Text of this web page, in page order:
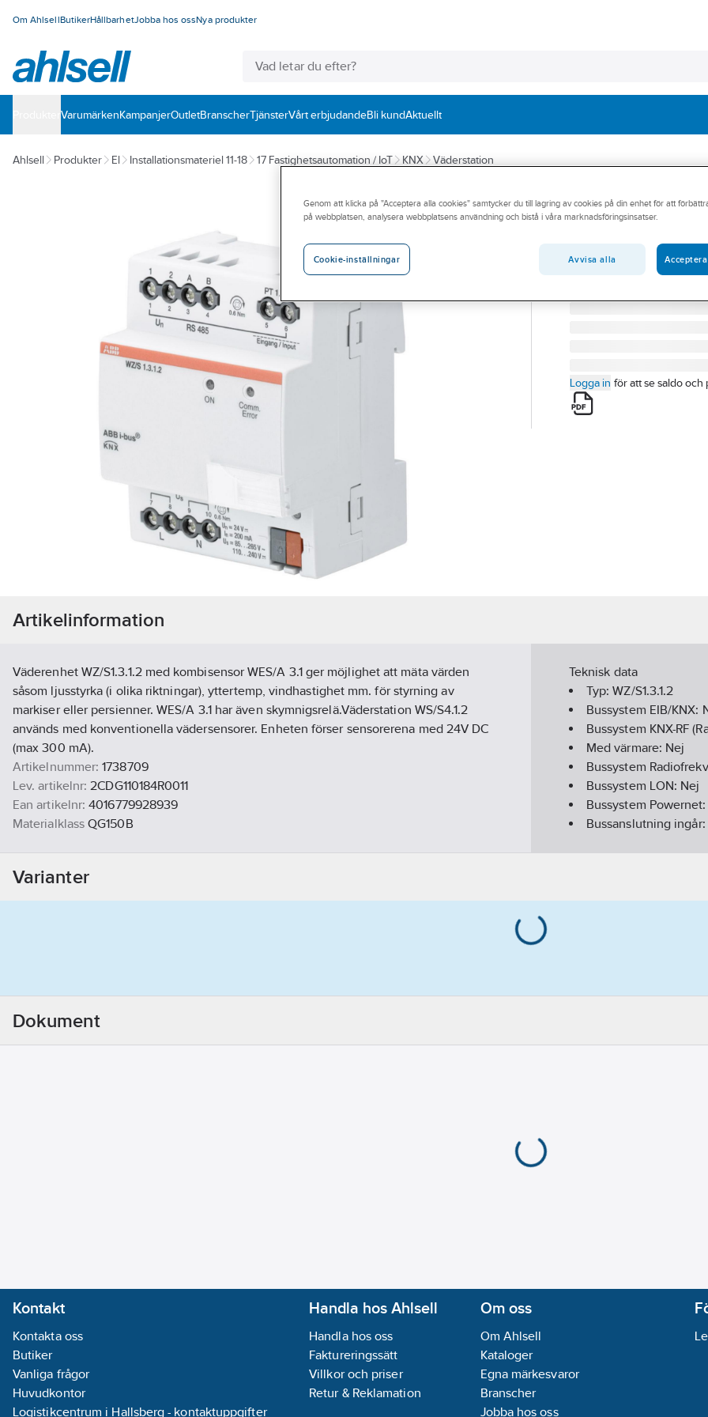
Om AhlsellButikerHållbarhetJobba hos ossNya produkter
VarumärkenKampanjerOutletBranscherTjänsterVårt erbjudandeBli kundAktuellt
Ahlsell Produkter El Installationsmateriel 11-18 17 Fastighetsautomation / IoT KNX Väderstation
ABB
Väderenhet
WZ/S1.3.1.2
Artikelnummer:
1738709
Logga in för att se saldo och
Artikelinformation
Väderenhet WZ/S1.3.1.2 med kombisensor WES/A 3.1 ger möjlighet att mäta värden
såsom ljusstyrka (i olika riktningar), yttertemp, vindhastighet mm. för styrning av
markiser eller persienner. WES/A 3.1 har även skymnigsrelä.Väderstation WS/S4.1.2
används med konventionella vädersensorer. Enheten förser sensorerena med 24V DC
(max 300 mA).
Artikelnummer: 1738709
Lev. artikelnr: 2CDG110184R0011
Ean artikelnr: 4016779928939
Materialklass QG150B
Teknisk data
Typ:WZ/S1.3.1.2
Bussystem EIB/KNX:
Bussystem KNX-RF
Med värmare: Nej
Bussystem
Bussystem LON: Nej
Bussystem
Bussanslutning ingår:
Väderstation:Nej
Varianter
Dokument
Kontakt
Kontakta oss
Butiker
Vanliga frågor
Huvudkontor
Logistikcentrum i Hallsberg - kontaktuppgifter
Handla hos Ahlsell
Handla hos oss
Faktureringssätt
Villkor och priser
Retur & Reklamation
Om oss
Om Ahlsell
Kataloger
Egna märkesvaror
Branscher
Jobba hos oss
Genom att klicka på "Acceptera alla cookies" samtycker du till lagring av cookies på din enhet för att
på webbplatsen, analysera webbplatsens användning och bistå i våra marknadsföringsinsatser.
Cookie-inställningar Avvisa alla